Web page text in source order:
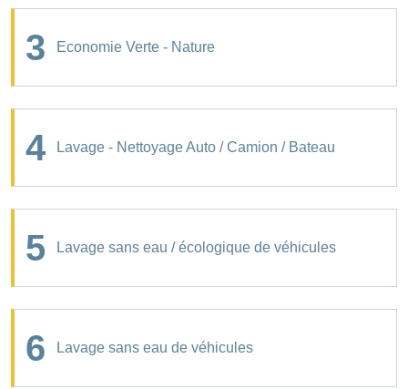
3 Economie Verte - Nature
4 Lavage - Nettoyage Auto / Camion / Bateau
5 Lavage sans eau / écologique de véhicules
6 Lavage sans eau de véhicules